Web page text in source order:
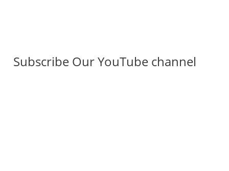
Subscribe Our YouTube channel